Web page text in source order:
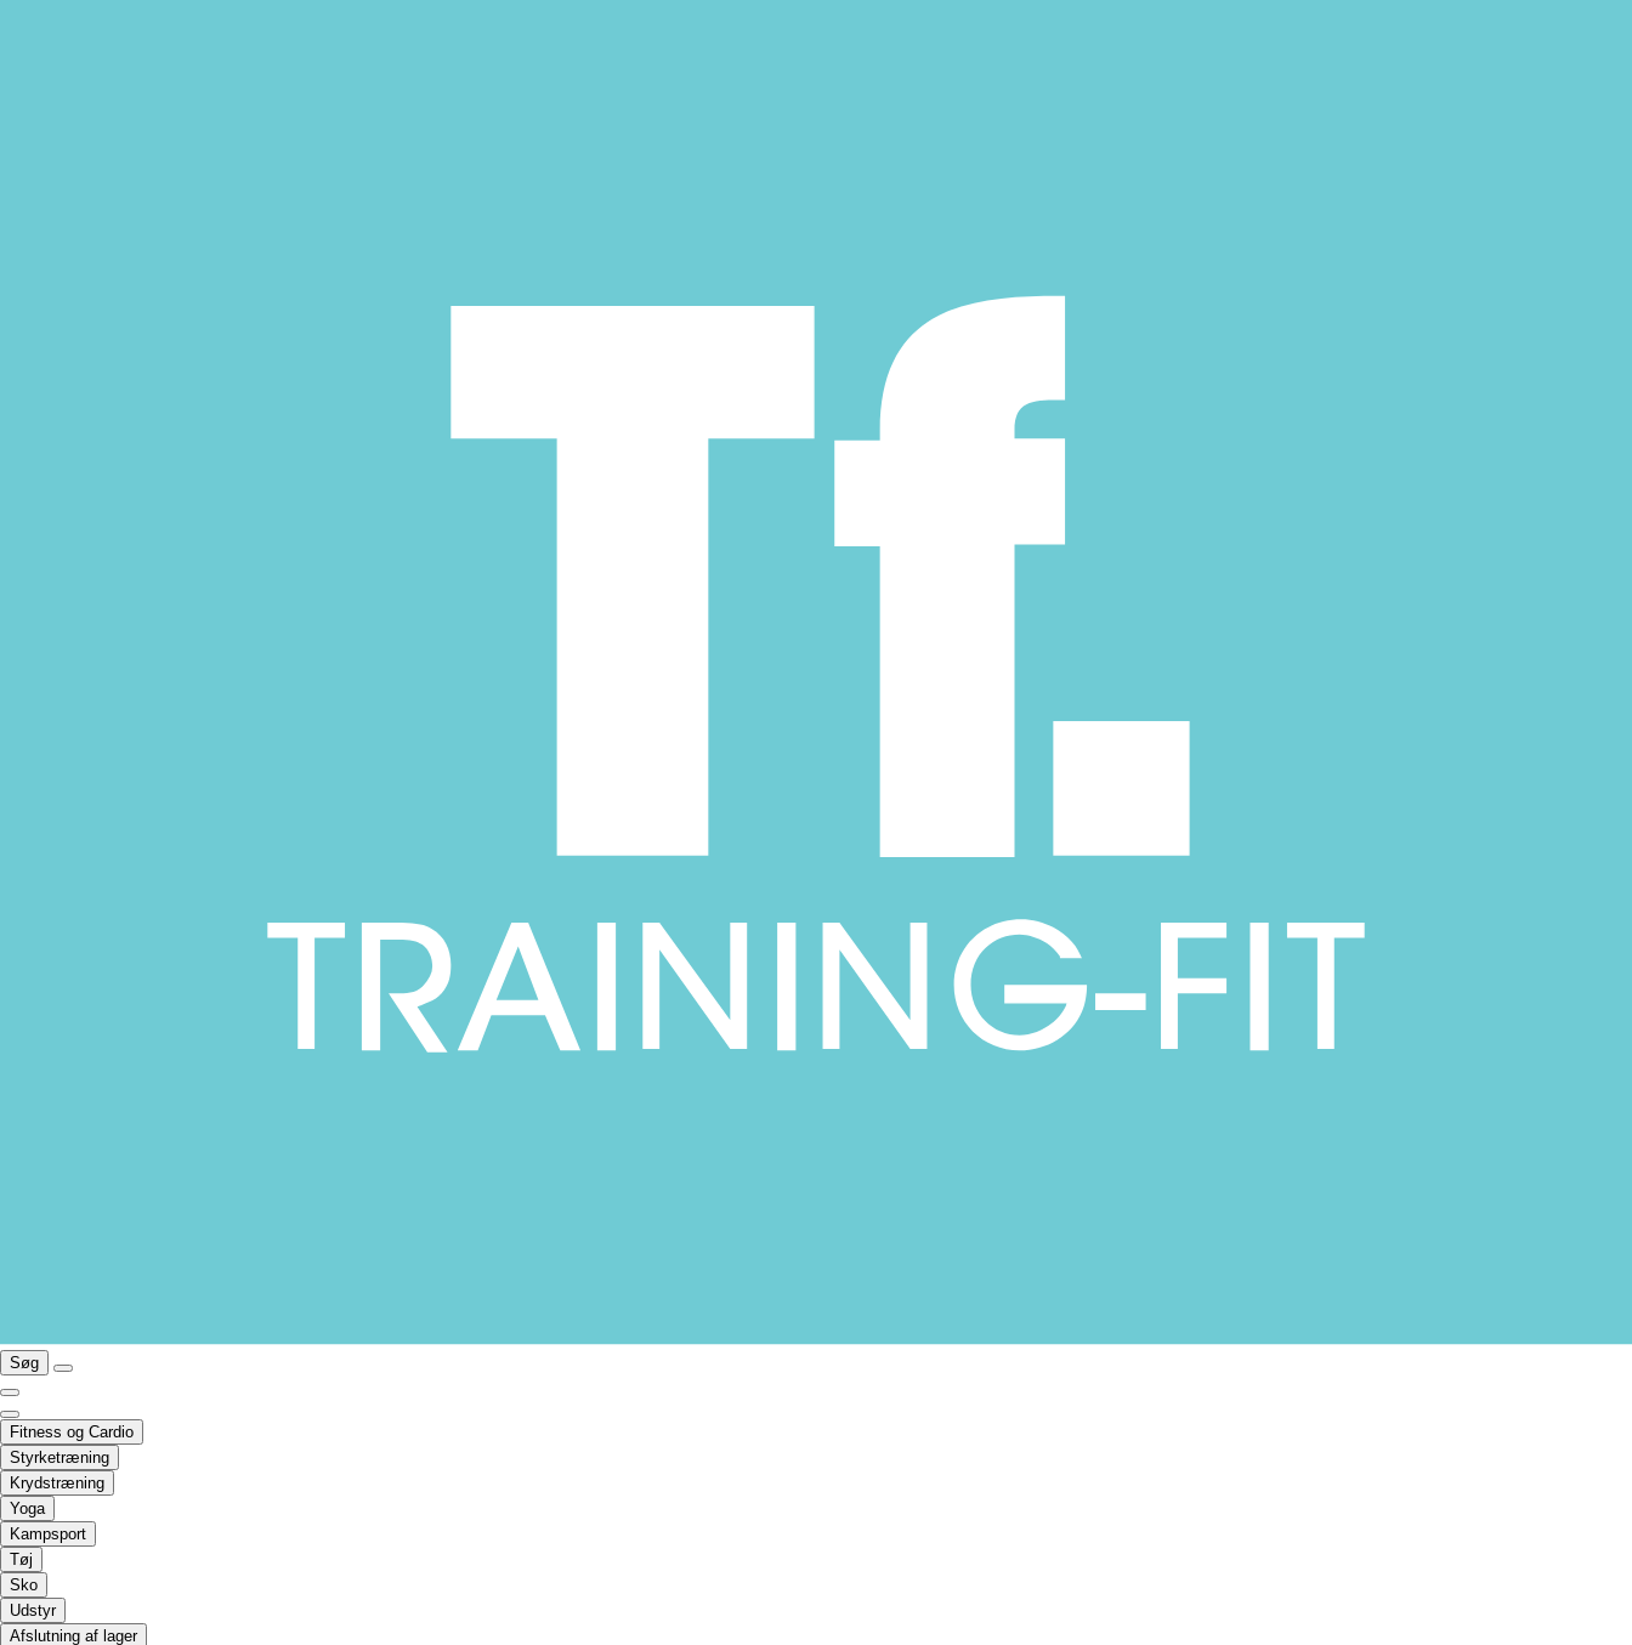
Søg
Fitness og Cardio
Styrketræning
Krydstræning
Yoga
Kampsport
Tøj
Sko
Udstyr
Afslutning af lager